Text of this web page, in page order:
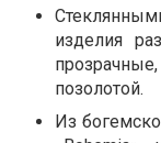
изделия
позолотой.
Из